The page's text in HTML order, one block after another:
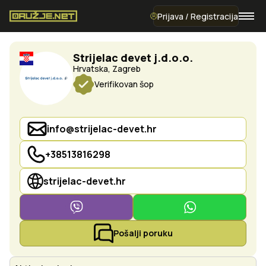
Prijava / Registracija
Strijelac devet j.d.o.o.
Hrvatska, Zagreb
Verifikovan šop
info@strijelac-devet.hr
+38513816298
strijelac-devet.hr
Pošalji poruku